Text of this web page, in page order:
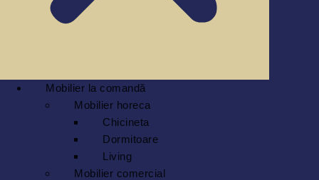
Mobilier la comandă
Mobilier horeca
Chicineta
Dormitoare
Living
Mobilier comercial